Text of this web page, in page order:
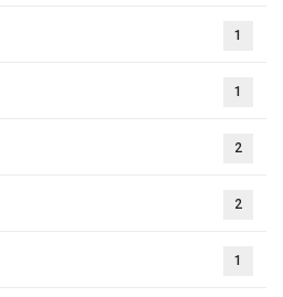
1
1
2
2
1